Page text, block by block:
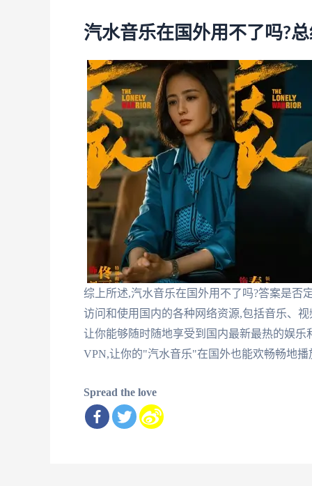
汽水音乐在国外用不了吗?
综上所述,汽水音乐在国外用不了吗?答案是否
访问和使用国内的各种网络资源,包括音乐、
让你能够随时随地享受到国内最新最热的娱
VPN,让你的"汽水音乐"在国外也能欢畅畅地播
Spread the love